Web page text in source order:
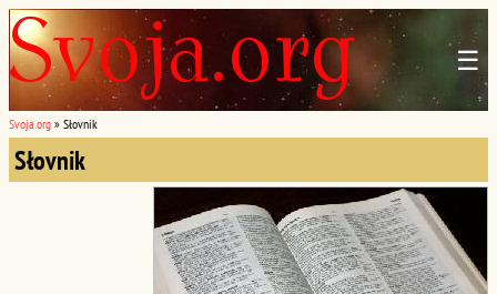
☰
Svoja.org » Słovnik
Słovnik